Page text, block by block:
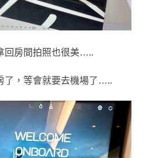
回房間拍照也很美…..
了，等會就要去機場了…..